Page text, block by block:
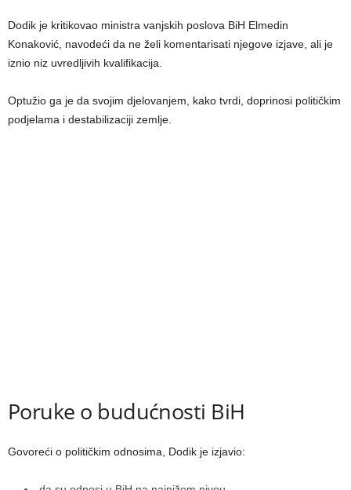
Dodik je kritikovao ministra vanjskih poslova BiH Elmedin
Konaković, navodeći da ne želi komentarisati njegove izjave, ali je
iznio niz uvredljivih kvalifikacija.
Optužio ga je da svojim djelovanjem, kako tvrdi, doprinosi političkim
podjelama i destabilizaciji zemlje.
Poruke o budućnosti BiH
Govoreći o političkim odnosima, Dodik je izjavio: